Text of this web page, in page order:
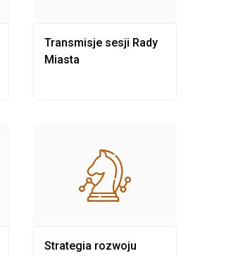
Transmisje sesji Rady
Miasta
Strategia rozwoju